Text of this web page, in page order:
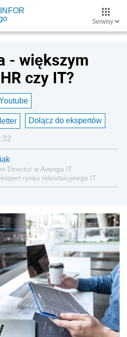
Serwisy
- większym
czy IT?
Dołącz do ekspertów
Director w Avenga IT
rynku rekrutacyjnego IT